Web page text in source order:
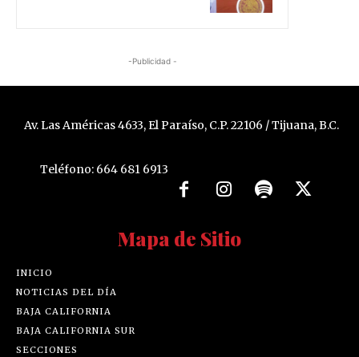
-Publicidad -
Av. Las Américas 4633, El Paraíso, C.P. 22106 / Tijuana, B.C.
Teléfono: 664 681 6913
Mapa de Sitio
INICIO
NOTICIAS DEL DÍA
BAJA CALIFORNIA
BAJA CALIFORNIA SUR
SECCIONES